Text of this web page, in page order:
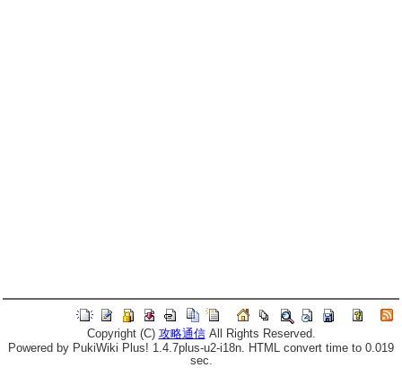
Copyright (C) 攻略通信All Rights Reserved.
Powered by PukiWiki Plus! 1.4.7plus-u2-i18n. HTML convert time to 0.019
sec.